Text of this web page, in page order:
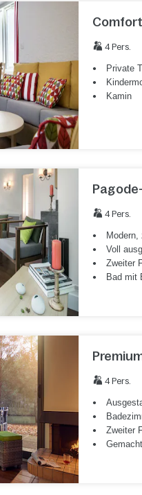
4 Pers.
Private
Kamin
4 Pers.
Voll
Zweiter
Bad mit
4 Pers.
Zweiter